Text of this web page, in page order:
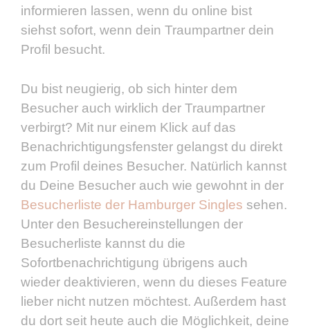
informieren lassen, wenn du online bist
siehst sofort, wenn dein Traumpartner dein
Profil besucht.
Du bist neugierig, ob sich hinter dem
Besucher auch wirklich der Traumpartner
verbirgt? Mit nur einem Klick auf das
Benachrichtigungsfenster gelangst du direkt
zum Profil deines Besucher. Natürlich kannst
du Deine Besucher auch wie gewohnt in der
Besucherliste der Hamburger Singles sehen.
Unter den Besuchereinstellungen der
Besucherliste kannst du die
Sofortbenachrichtigung übrigens auch
wieder deaktivieren, wenn du dieses Feature
lieber nicht nutzen möchtest. Außerdem hast
du dort seit heute auch die Möglichkeit, deine